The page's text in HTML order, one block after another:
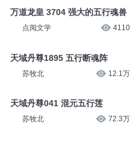
万道龙皇 3704 强大的五行魂兽
点阅文学 4110
天域丹尊1895 五行断魂阵
苏牧北 12.1万
天域丹尊041 混元五行莲
苏牧北 72.3万